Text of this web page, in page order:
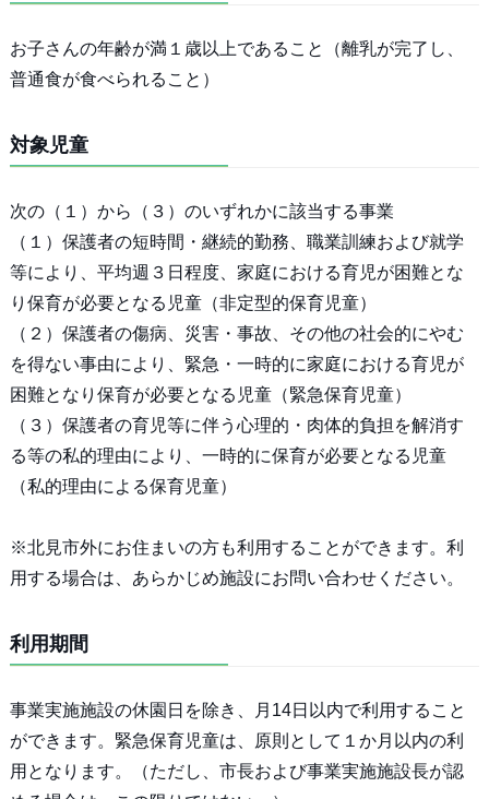
お子さんの年齢が満１歳以上であること（離乳が完了し、
普通食が食べられること）
対象児童
次の（１）から（３）のいずれかに該当する事業
（１）保護者の短時間・継続的勤務、職業訓練および就学
等により、平均週３日程度、家庭における育児が困難とな
り保育が必要となる児童（非定型的保育児童）
（２）保護者の傷病、災害・事故、その他の社会的にやむ
を得ない事由により、緊急・一時的に家庭における育児が
困難となり保育が必要となる児童（緊急保育児童）
（３）保護者の育児等に伴う心理的・肉体的負担を解消す
る等の私的理由により、一時的に保育が必要となる児童
（私的理由による保育児童）
※北見市外にお住まいの方も利用することができます。利
用する場合は、あらかじめ施設にお問い合わせください。
利用期間
事業実施施設の休園日を除き、月14日以内で利用すること
ができます。緊急保育児童は、原則として１か月以内の利
用となります。（ただし、市長および事業実施施設長が認